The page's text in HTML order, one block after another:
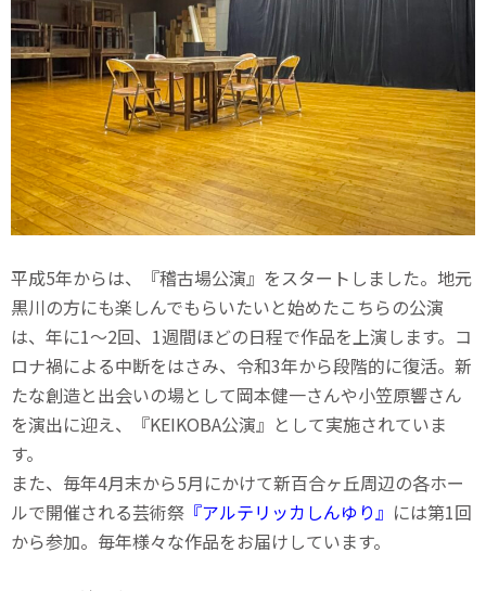
平成5年からは、『稽古場公演』をスタートしました。地元
黒川の方にも楽しんでもらいたいと始めたこちらの公演
は、年に1～2回、1週間ほどの日程で作品を上演します。コ
ロナ禍による中断をはさみ、令和3年から段階的に復活。新
たな創造と出会いの場として岡本健一さんや小笠原響さん
を演出に迎え、『KEIKOBA公演』として実施されていま
す。
また、毎年4月末から5月にかけて新百合ヶ丘周辺の各ホー
ルで開催される芸術祭 『アルテリッカしんゆり』 には第1回
から参加。毎年様々な作品をお届けしています。